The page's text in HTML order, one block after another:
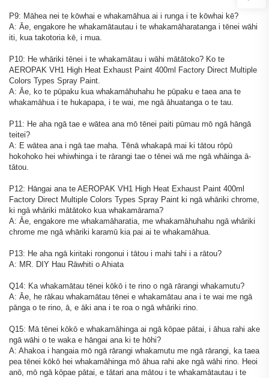
P9: Māhea nei te kōwhai e whakamāhua ai i runga i te kōwhai kē?
A: Āe, engakore he whakamātautau i te whakamāharatanga i tēnei wāhi
iti, kua takotoria kē, i mua.
P10: He whāriki tēnei i te whakamātau i wāhi mātātoko? Ko te
AEROPAK VH1 High Heat Exhaust Paint 400ml Factory Direct Multiple
Colors Types Spray Paint.
A: Āe, ko te pūpaku kua whakamāhuhahu he pūpaku e taea ana te
whakamāhua i te hukapapa, i te wai, me ngā āhuatanga o te tau.
P11: He aha ngā tae e wātea ana mō tēnei paiti pūmau mō ngā hāngā
teitei?
A: E wātea ana i ngā tae maha. Tēnā whakapā mai ki tātou rōpū
hokohoko hei whiwhinga i te rārangi tae o tēnei wā me ngā whāinga ā-
tātou.
P12: Hāngai ana te AEROPAK VH1 High Heat Exhaust Paint 400ml
Factory Direct Multiple Colors Types Spray Paint ki ngā whāriki chrome,
ki ngā whāriki mātātoko kua whakamārama?
A: Āe, engakore me whakamāharatia, me whakamāhuhahu ngā whāriki
chrome me ngā whāriki karamū kia pai ai te whakamāhua.
P13: He aha ngā kiritaki rongonui i tātou i mahi tahi i a rātou?
A: MR. DIY Hau Rāwhiti o Ahiata
Q14: Ka whakamātau tēnei kōkō i te rino o ngā rārangi whakamutu?
A: Āe, he rākau whakamātau tēnei e whakamātau ana i te wai me ngā
pānga o te rino, ā, e āki ana i te roa o ngā whāriki rino.
Q15: Mā tēnei kōkō e whakamāhinga ai ngā kōpae pātai, i āhua rahi ake
ngā wāhi o te waka e hāngai ana ki te hōhi?
A: Ahakoa i hangaia mō ngā rārangi whakamutu me ngā rārangi, ka taea
pea tēnei kōkō hei whakamāhinga mō āhua rahi ake ngā wāhi rino. Heoi
anō, mō ngā kōpae pātai, e tātari ana mātou i te whakamātautau i te